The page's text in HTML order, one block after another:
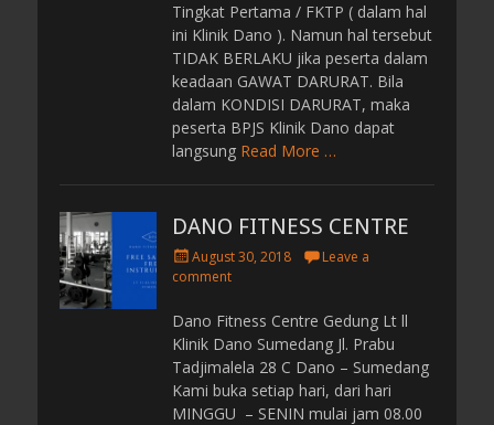
Tingkat Pertama / FKTP ( dalam hal
ini Klinik Dano ). Namun hal tersebut
TIDAK BERLAKU jika peserta dalam
keadaan GAWAT DARURAT. Bila
dalam KONDISI DARURAT, maka
peserta BPJS Klinik Dano dapat
langsung Read More …
DANO FITNESS CENTRE
P
o
t
e
d
o
n
August 30, 2018
Leave a
comment
Dano Fitness Centre Gedung Lt ll
Klinik Dano Sumedang Jl. Prabu
Tadjimalela 28 C Dano – Sumedang
Kami buka setiap hari, dari hari
MINGGU – SENIN mulai jam 08.00